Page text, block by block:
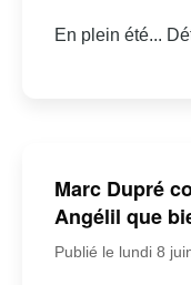
En plein été...
Marc Dupré
Angélil que
Publié le lundi 8